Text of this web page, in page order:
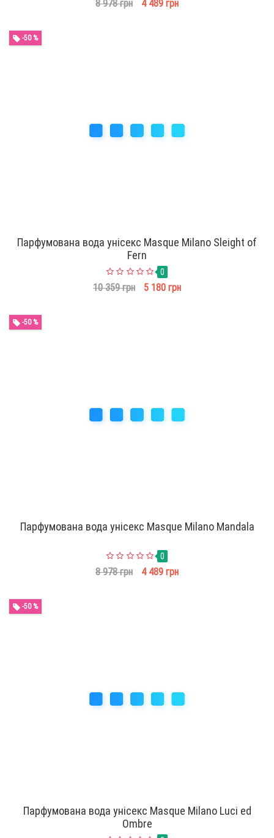
8 978 грн 4 489 грн
-50 %
Парфумована вода унісекс Masque Milano Sleight of
Fern
0
10 359 грн 5 180 грн
-50 %
Парфумована вода унісекс Masque Milano Mandala
0
8 978 грн 4 489 грн
-50 %
Парфумована вода унісекс Masque Milano Luci ed
Ombre